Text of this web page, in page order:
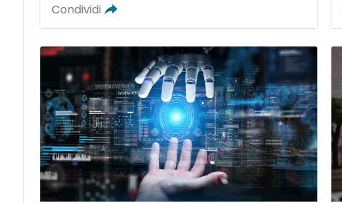
Condividi